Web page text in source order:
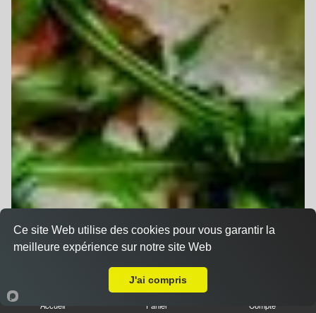
Accueil Panier Compte
Ce site Web utilise des cookies pour vous garantir la
meilleure expérience sur notre site Web
J'ai compris